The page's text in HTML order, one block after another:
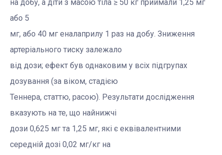
на добу, а діти з масою тіла ≥ 50 кг приймали 1,25 мг
або 5
мг, або 40 мг еналаприлу 1 раз на добу. Зниження
артеріального тиску залежало
від дози; ефект був однаковим у всіх підгрупах
дозування (за віком, стадією
Теннера, статтю, расою). Результати дослідження
вказують на те, що найнижчі
дози 0,625 мг та 1,25 мг, які є еквівалентними
середній дозі 0,02 мг/кг на